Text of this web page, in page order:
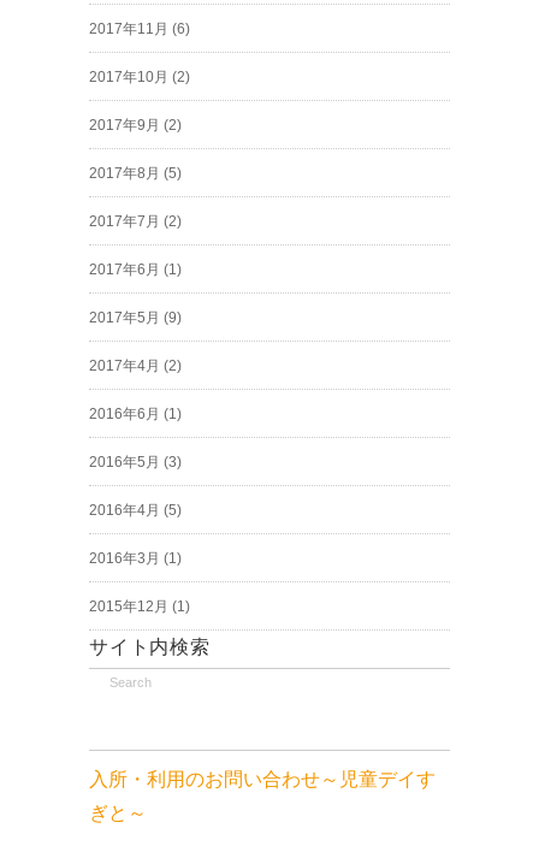
2017年11月 (6)
2017年10月 (2)
2017年9月 (2)
2017年8月 (5)
2017年7月 (2)
2017年6月 (1)
2017年5月 (9)
2017年4月 (2)
2016年6月 (1)
2016年5月 (3)
2016年4月 (5)
2016年3月 (1)
2015年12月 (1)
サイト内検索
入所・利用のお問い合わせ～児童デイす
ぎと～